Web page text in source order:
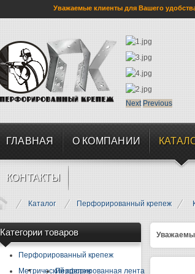
Уважаемые клиенты для Вашего
Next Previous
ГЛАВНАЯ О КОМПАНИИ
КОНТАКТЫ
Каталог Перфорированный крепеж
Категории товаров
Перфорированный крепеж
Перфорированная лента
Метрический крепеж